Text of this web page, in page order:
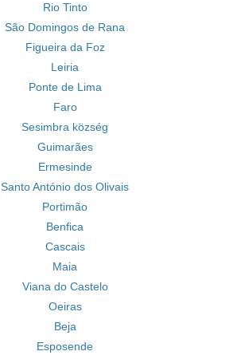
Rio Tinto
São Domingos de Rana
Figueira da Foz
Leiria
Ponte de Lima
Faro
Sesimbra község
Guimarães
Ermesinde
Santo António dos Olivais
Portimão
Benfica
Cascais
Maia
Viana do Castelo
Oeiras
Beja
Esposende